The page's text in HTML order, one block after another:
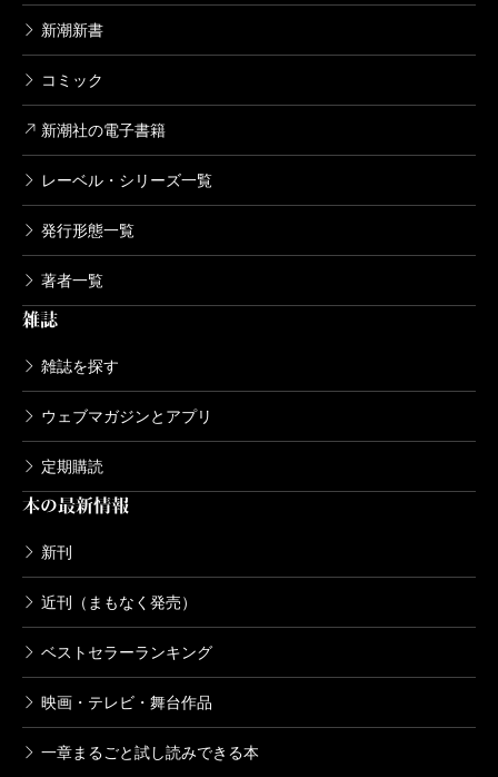
新潮新書
コミック
新潮社の電子書籍
レーベル・シリーズ一覧
発行形態一覧
著者一覧
雑誌
雑誌を探す
ウェブマガジンとアプリ
定期購読
本の最新情報
新刊
近刊（まもなく発売）
ベストセラーランキング
映画・テレビ・舞台作品
一章まるごと試し読みできる本